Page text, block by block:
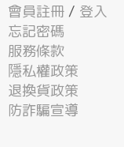
會員註冊 / 登入
忘記密碼
服務條款
隱私權政策
退換貨政策
防詐騙宣導